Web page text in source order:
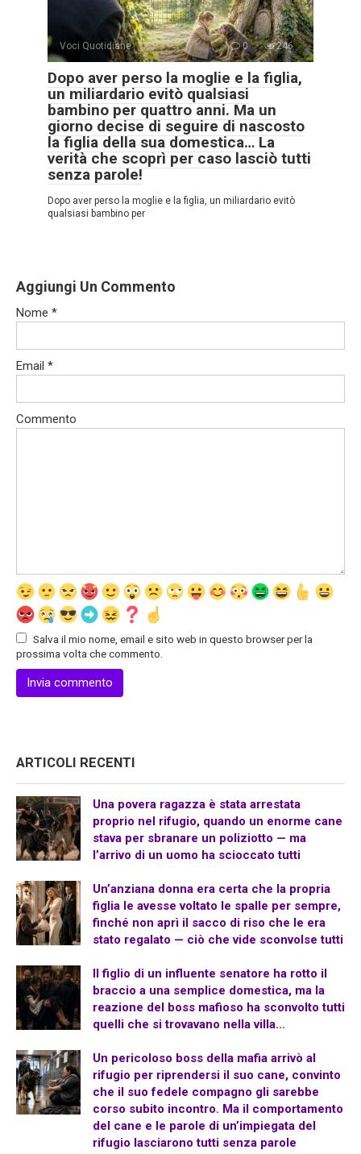
Voci Quotidiane 0 246
Dopo aver perso la moglie e la figlia,
un miliardario evitò qualsiasi
bambino per quattro anni. Ma un
giorno decise di seguire di nascosto
la figlia della sua domestica… La
verità che scoprì per caso lasciò tutti
senza parole!
Dopo aver perso la moglie e la figlia, un miliardario evitò
qualsiasi bambino per
Aggiungi Un Commento
Nome *
Email *
Commento
Salva il mio nome, email e sito web in questo browser per la
prossima volta che commento.
ARTICOLI RECENTI
Una povera ragazza è stata arrestata
proprio nel rifugio, quando un enorme cane
stava per sbranare un poliziotto — ma
l’arrivo di un uomo ha scioccato tutti
Un’anziana donna era certa che la propria
figlia le avesse voltato le spalle per sempre,
finché non aprì il sacco di riso che le era
stato regalato — ciò che vide sconvolse tutti
Il figlio di un influente senatore ha rotto il
braccio a una semplice domestica, ma la
reazione del boss mafioso ha sconvolto tutti
quelli che si trovavano nella villa…
Un pericoloso boss della mafia arrivò al
rifugio per riprendersi il suo cane, convinto
che il suo fedele compagno gli sarebbe
corso subito incontro. Ma il comportamento
del cane e le parole di un’impiegata del
rifugio lasciarono tutti senza parole